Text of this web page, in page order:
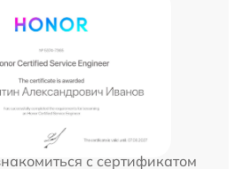
с сертификатом